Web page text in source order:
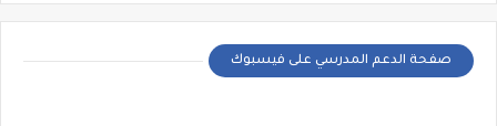
صفحة الدعم المدرسي على فيسبوك